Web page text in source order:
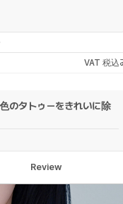
VAT 税込
のタトゥーをきれいに除
Review